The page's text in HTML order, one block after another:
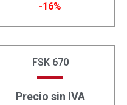
-16%
FSK 670
Precio sin IVA